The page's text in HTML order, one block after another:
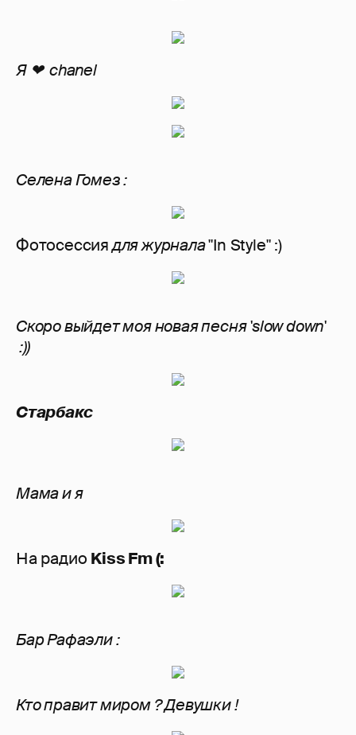
Я ❤ chanel
Селена Гомез :
Фотосессиядля журнала"In Style" :)
Скоро выйдет моя новая песня 'slow down'
:))
Старбакс
Мама и я
На радио Kiss Fm (:
Бар Рафаэли :
Кто правит миром ? Девушки !